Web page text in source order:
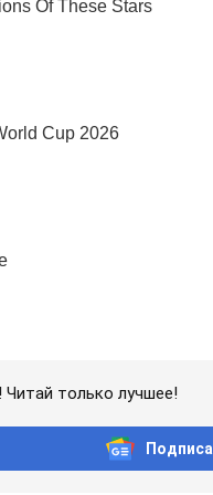
только лучшее!